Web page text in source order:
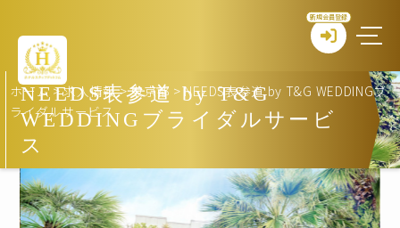
新規会員登録
NEEDS表参道 by T&G
WEDDINGブライダルサービ
ス
ホーム >求人情報>東京都 >NEEDS表参道 by T&G WEDDINGブ
ライダルサービス